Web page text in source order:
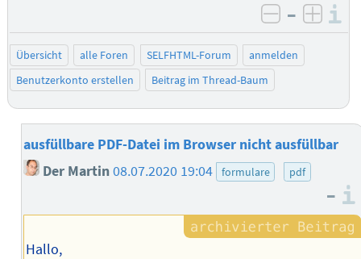
negativ
–
Übersicht alle Foren SELFHTML-Forum
anmelden
Benutzerkonto erstellen
Beitrag im Thread-Baum
ausfüllbare PDF-Datei im Browser nicht ausfüllbar
Der Martin08.07.2020 19:04 formulare pdf
–
Hallo,